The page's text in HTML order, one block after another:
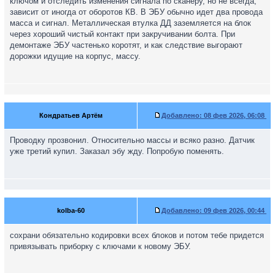
зависит от иногда от оборотов КВ. В ЭБУ обычно идет два провода
масса и сигнал. Металлическая втулка ДД заземляется на блок
через хороший чистый контакт при закручивании болта. При
демонтаже ЭБУ частенько коротят, и как следствие выгорают
дорожки идущие на корпус, массу.
Кондратьев Артём Добавлено: 08 фев 2026, 06:08
Проводку прозвонил. Относительно массы и всяко разно. Датчик
уже третий купил. Заказал эбу жду. Попробую поменять.
kolba-60 Добавлено: 09 фев 2026, 00:44
сохрани обязательно кодировки всех блоков и потом тебе придется
привязывать приборку с ключами к новому ЭБУ.